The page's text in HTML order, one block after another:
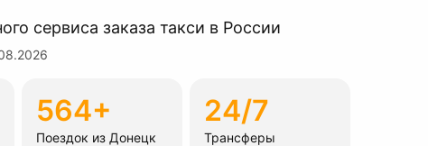
сервиса заказа такси в России
564+
Поездок из Донецк
24/7
Трансферы